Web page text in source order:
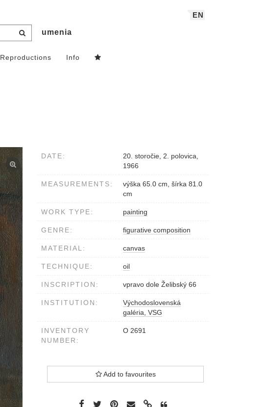
EN
umenia
Reproductions Info
DATE:
20. storočie, 2. polovica,
1966
MEASUREMENTS:
výška 65.0 cm, šírka 81.0
cm
WORK TYPE: painting
GENRE: figurative composition
MATERIAL: canvas
TECHNIQUE: oil
INSCRIPTION: vpravo dole Želibský 66
INSTITUTION:
Východoslovenská
galéria, VSG
INVENTORY
NUMBER:
O 2691
Add to favourites